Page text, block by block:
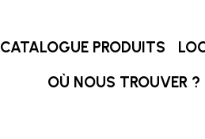
CATALOGUE PRODUITS
OÙ NOUS TROUVER ?